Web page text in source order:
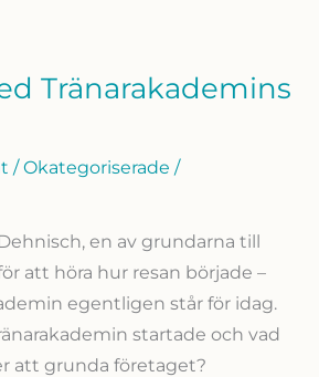
Tränarakademins
/Okategoriserade /
en av grundarna till
att höra hur resan började –
egentligen står för idag.
startade och vad
att grunda företaget?